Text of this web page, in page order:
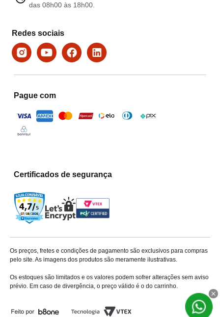
das 08h00 às 18h00.
Redes sociais
Pague com
Certificados de segurança
Os preços, fretes e condições de pagamento são exclusivos para compras
pelo site. As imagens dos produtos são meramente ilustrativas.
Os estoques são limitados e os valores podem sofrer alterações sem aviso
prévio. Em caso de divergência, o preço válido é o do carrinho.